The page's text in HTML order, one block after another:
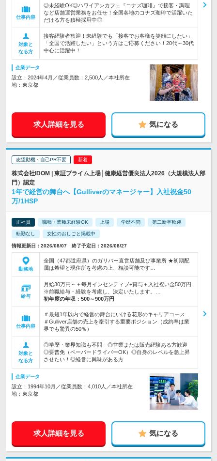
仕事内容
◎未経験OK◎ハワイアンカフェ『コナズ珈琲』で接客・調理
など店舗運営業務をお任せ！全国各地のコナズ珈琲で活躍いた
だける方を積極採用中◎
対象と
なる方
接客経験者歓迎！未経験でも「接客でお客様を笑顔にしたい」
「全国で活躍したい」という方はご応募ください！20代～30代
中心に活躍中！
企業データ
設立：2024年4月／従業員数：2,500人／本社所在
地：東京都
求人詳細を見る 気になる
志望動機・自己PR不要
株式会社IDOM | 東証プライム上場│健康経営優良法人2026（大規模法人部
門）認定
1年で経営の舞台へ【Gulliverのマネージャー】入社祝金50
万/1HSP
正社員 職種・業種未経験OK 上場 学歴不問 第二新卒歓迎
転勤なし 女性のおしごと掲載中
情報更新日：2026/08/07 終了予定日：2026/08/27
勤務地
全国（47都道府県）のガリバー直営店舗及び事業所 ★初期配
属は希望と現住所を考慮の上、相談可能です…
給与
月給30万円～＋毎月インセンティブ+賞与＋入社祝い金50万円
※前職給与・経験を考慮し、決定いたします。…
初年度の年収： 500～900万円
仕事内容
＃最短1年以内で経営の舞台にいける花形のキャリアコース
＃Gulliver店舗の売上を牽引する重要ポジション（成約率は業
界でも驚異の50％）
対象と
なる方
◎学歴・業界知識も不問 ◎営業または販売経験ある方歓迎
◎要普免（ペーパードライバーOK）◎自身のレベルを急上昇
させたい！◎経営に興味がある方
企業データ
設立：1994年10月／従業員数：4,010人／本社所在
地：東京都
求人詳細を見る 気になる